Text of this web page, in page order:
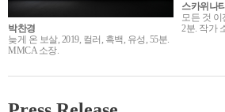
스카위나
모든 것 이
2분. 작가
박찬경
늦게 온 보살, 2019, 컬러, 흑백, 유성, 55분.
MMCA 소장.